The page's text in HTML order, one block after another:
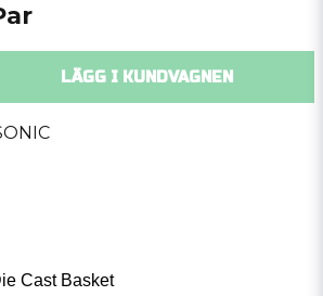
LÄGG I KUNDVAGNEN
Cast Basket